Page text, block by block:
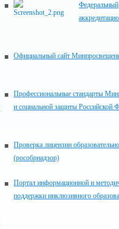
Федеральный
Официальный сайт
Профессиональные стандарты
и социальной защиты Российской
Проверка лицензии
(рособрнадзор)
Портал информационной и
поддержки инклюзивного